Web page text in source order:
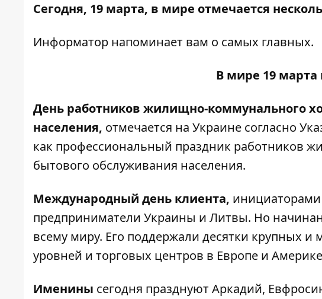
Сегодня, 19 марта, в мире отмечается
Информатор напоминает вам о самых главных.
В мире 19 марта
День работников жилищно-коммунального
населения, отмечается на Украине согласно
как профессиональный праздник работников
бытового обслуживания населения.
Международный день клиента, инициаторами
предприниматели Украины и Литвы. Но
всему миру. Его поддержали десятки крупных
уровней и торговых центров в Европе и
Именины сегодня празднуют Аркадий,